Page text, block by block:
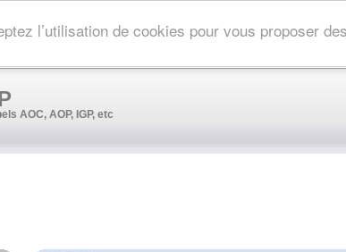
l’utilisation de cookies pour vous proposer
AOC, AOP, IGP, etc